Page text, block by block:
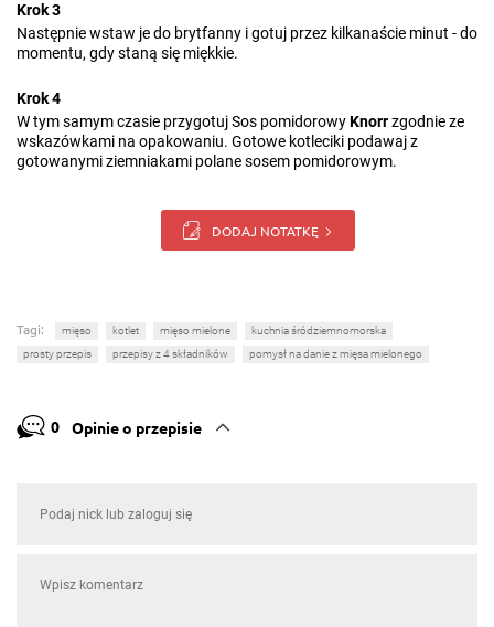
Krok 3
Następnie wstaw je do brytfanny i gotuj przez kilkanaście minut - do
momentu, gdy staną się miękkie.
Krok 4
W tym samym czasie przygotuj Sos pomidorowyKnorrzgodnie ze
wskazówkami na opakowaniu. Gotowe kotleciki podawaj z
gotowanymi ziemniakami polane sosem pomidorowym.
DODAJ NOTATKĘ
Tagi: mięso kotlet mięso mielone
kuchnia śródziemnomorska
prosty przepis
przepisy z 4 składników pomysł na danie z mięsa mielonego
0 Opinie o przepisie